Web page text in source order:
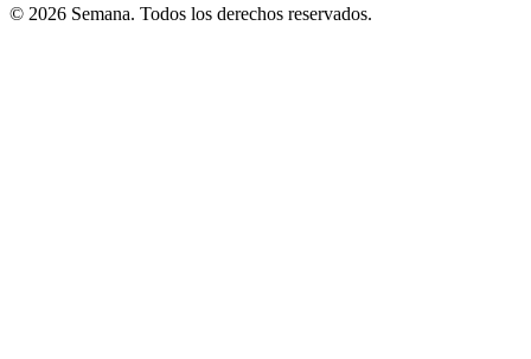
© 2026 Semana. Todos los derechos reservados.